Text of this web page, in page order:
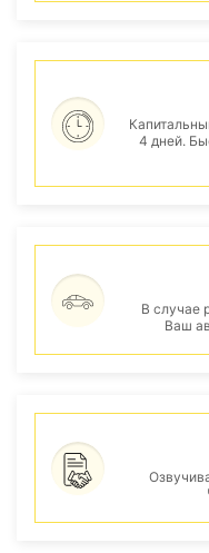
4 дней.
В случае
Ваш